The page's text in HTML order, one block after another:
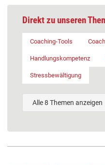
Direkt zu unseren
Coaching-Tools
Handlungskompetenz
Stressbewältigung
Alle 8 Themen anzeigen